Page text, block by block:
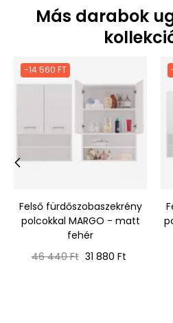
Más darabok
-14 560 FT
Felső fürdőszobaszekrény
polcokkal MARGO - matt
fehér
Normál
46 440 Ft Ár
31 880 Ft